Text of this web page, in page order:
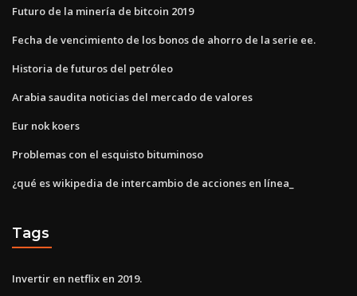
Futuro de la minería de bitcoin 2019
Fecha de vencimiento de los bonos de ahorro de la serie ee.
Historia de futuros del petróleo
Arabia saudita noticias del mercado de valores
Eur nok koers
Problemas con el esquisto bituminoso
¿qué es wikipedia de intercambio de acciones en línea_
Tags
Invertir en netflix en 2019.